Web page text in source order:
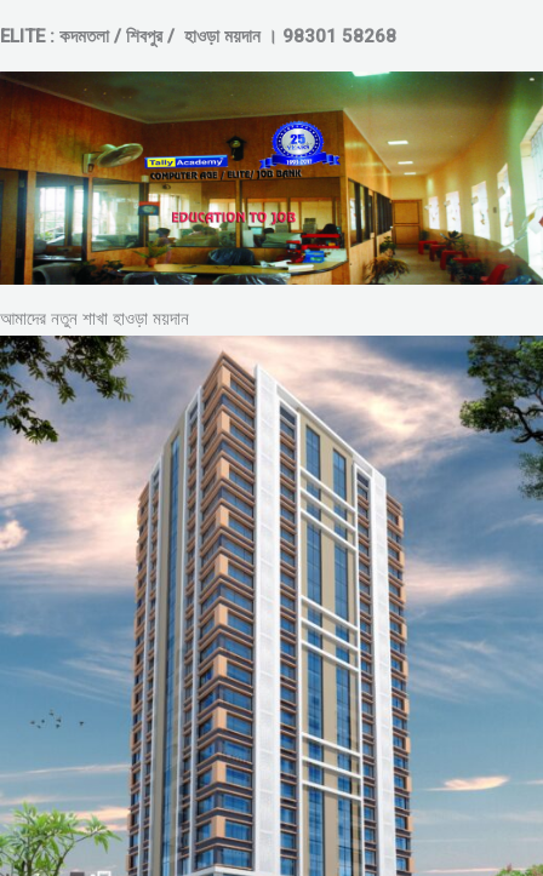
ELITE : কদমতলা / শিবপুর / হাওড়া ময়দান । 98301 58268
আমাদের নতুন শাখা হাওড়া ময়দান